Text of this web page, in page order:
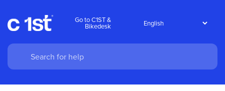
Go to C1ST &
Bikedesk